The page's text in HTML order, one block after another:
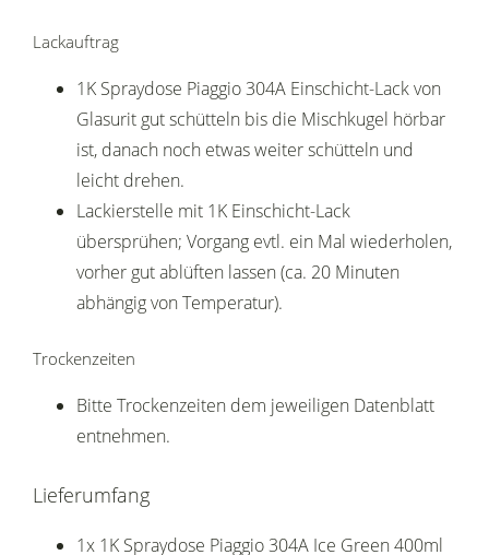
Lackauftrag
1K Spraydose Piaggio 304A Einschicht-Lack von
Glasurit gut schütteln bis die Mischkugel hörbar
ist, danach noch etwas weiter schütteln und
leicht drehen.
Lackierstelle mit 1K Einschicht-Lack
übersprühen; Vorgang evtl. ein Mal wiederholen,
vorher gut ablüften lassen (ca. 20 Minuten
abhängig von Temperatur).
Trockenzeiten
Bitte Trockenzeiten dem jeweiligen Datenblatt
entnehmen.
Lieferumfang
1x 1K Spraydose Piaggio 304A Ice Green 400ml